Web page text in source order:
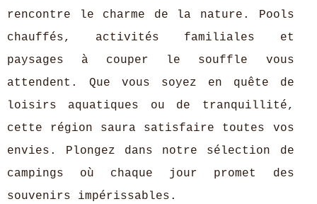
rencontre le charme de la nature. Pools
chauffés, activités familiales et
paysages à couper le souffle vous
attendent. Que vous soyez en quête de
loisirs aquatiques ou de tranquillité,
cette région saura satisfaire toutes vos
envies. Plongez dans notre sélection de
campings où chaque jour promet des
souvenirs impérissables.